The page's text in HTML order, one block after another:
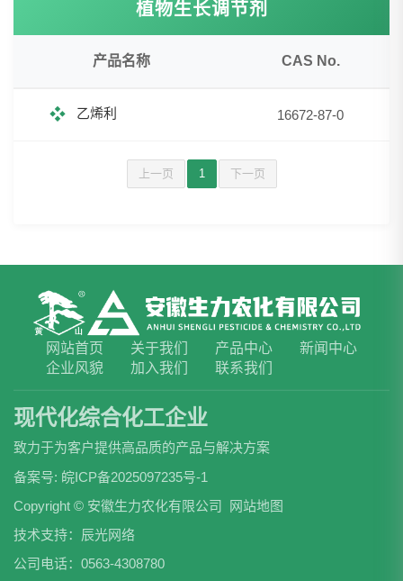
植物生长调节剂
产品名称 CAS No.
❖ 乙烯利 16672-87-0
上一页 1 下一页
网站首页 关于我们 产品中心
新闻中心
企业风貌
加入我们 联系我们
现代化综合化工企业
致力于为客户提供高品质的产品与解决方案
备案号: 皖ICP备2025097235号-1
Copyright © 安徽生力农化有限公司
网站地图
技术支持： 辰光网络
公司电话：0563-4308780